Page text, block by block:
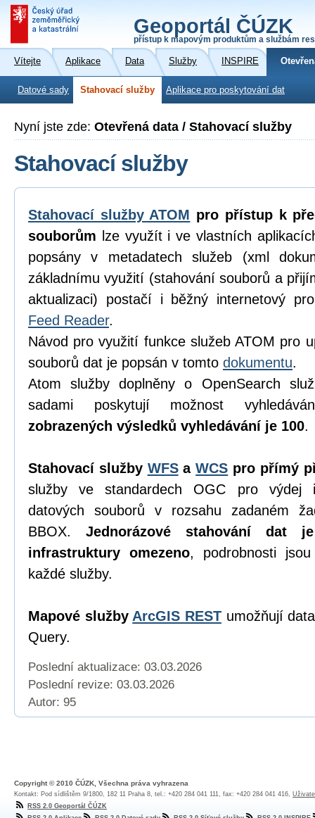
Geoportál ČÚZK
přístup k mapovým produktům a službám
Vítejte Aplikace Data Služby INSPIRE
Datové sady Stahovací služby Aplikace pro poskytování dat
Nyní jste zde: Otevřená data / Stahovací služby
Stahovací služby
Stahovací služby ATOM pro přístup k
souborům lze využít i ve vlastních
popsány v metadatech služeb (xml
základnímu využití (stahování souborů a
aktualizaci) postačí i běžný internetový
Feed Reader.
Návod pro využití funkce služeb ATOM pro
souborů dat je popsán v tomto dokumentu.
Atom služby doplněny o OpenSearch
sadami poskytují možnost
zobrazených výsledků vyhledávání je 100.
Stahovací služby WFSaWCS pro přímý
služby ve standardech OGC pro výdej
datových souborů v rozsahu zadaném
BBOX. Jednorázové stahování dat
infrastruktury omezeno, podrobnosti
každé služby.
Mapové služby ArcGIS RESTumožňují
Query.
Poslední aktualizace: 03.03.2026
Poslední revize: 03.03.2026
Autor: 95
Copyright © 2010 ČÚZK, Všechna práva vyhrazena
Kontakt: Pod sídlištěm 9/1800, 182 11 Praha 8, tel.: +420 284 041 111, fax: +420 284 041 416,
RSS 2.0 Geoportál ČÚZK